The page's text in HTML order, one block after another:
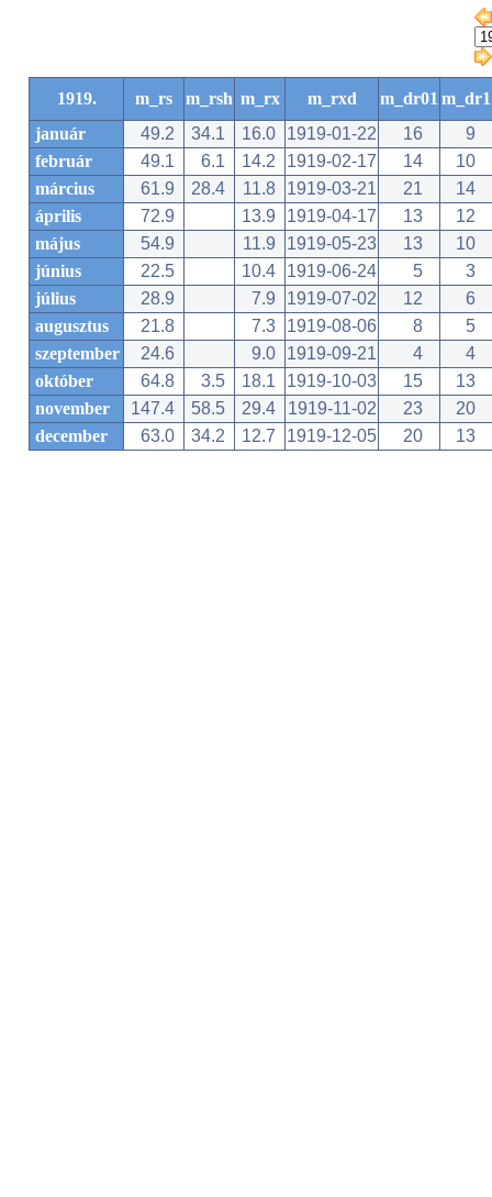
1919. m_rs m_rsh m_rx m_rxd m_dr01 m_dr1
január
49.2 34.1 16.0 1919-01-22 16
9
február
49.1 6.1 14.2 1919-02-17 14
10
március
61.9 28.4 11.8 1919-03-21 21
14
április
72.9 13.9 1919-04-17 13
12
május
54.9 11.9 1919-05-23 13
10
június
22.5 10.4 1919-06-24 5
3
július
28.9 7.9 1919-07-02 12
6
augusztus
21.8 7.3 1919-08-06 8
5
szeptember
24.6 9.0 1919-09-21 4
4
október
64.8 3.5 18.1 1919-10-03 15
13
november
147.4 58.5 29.4 1919-11-02 23
20
december
63.0 34.2 12.7 1919-12-05 20 13